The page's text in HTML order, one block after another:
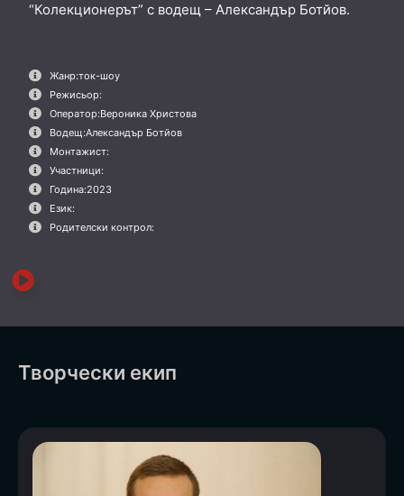
“Колекционерът” с водещ – Александър Ботйов.
Жанр:ток-шоу
Режисьор:
Оператор:Вероника Христова
Водещ:Александър Ботйов
Монтажист:
Участници:
Година:2023
Език:
Родителски контрол:
Творчески екип